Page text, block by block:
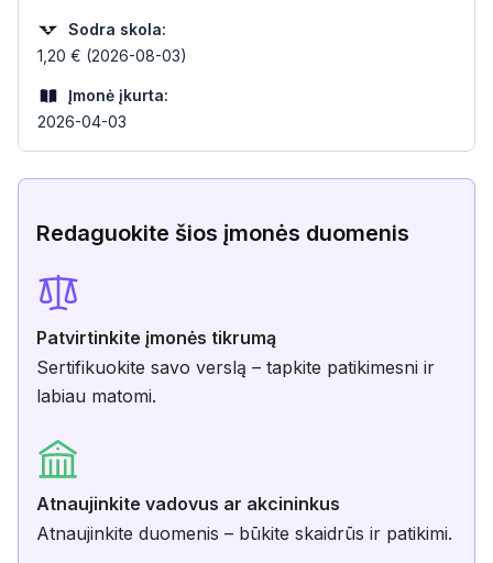
Sodra skola:
1,20 € (2026-08-03)
Įmonė įkurta:
2026-04-03
Redaguokite šios įmonės duomenis
Patvirtinkite įmonės tikrumą
Sertifikuokite savo verslą – tapkite patikimesni ir
labiau matomi.
Atnaujinkite vadovus ar akcininkus
Atnaujinkite duomenis – būkite skaidrūs ir patikimi.